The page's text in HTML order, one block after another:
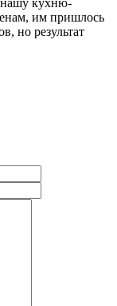
им пришлось
но результат